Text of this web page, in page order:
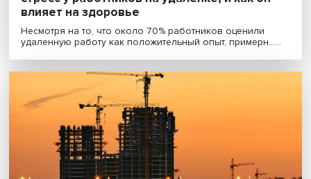
«Бизнес вне санкций и политики»: как
компании адаптируются к цифровым
технологиям
Пандемия COVID-19 стала катализатором
многих отраслей экономики, включая